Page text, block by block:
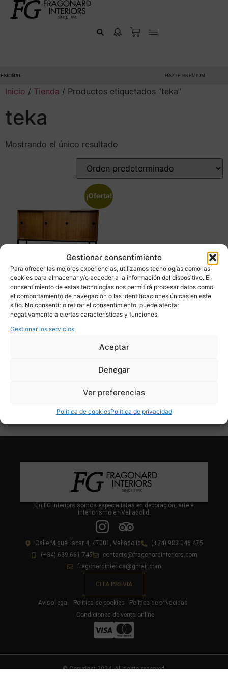
Gestionar consentimiento
Para ofrecer las mejores experiencias, utilizamos tecnologías como las
cookies para almacenar y/o acceder a la información del dispositivo. El
consentimiento de estas tecnologías nos permitirá procesar datos como
el comportamiento de navegación o las identificaciones únicas en este
sitio. No consentir o retirar el consentimiento, puede afectar
negativamente a ciertas características y funciones.
Gestionar los servicios
Aceptar
Denegar
Ver preferencias
Política de cookiesPolítica de privacidad
HAZTE PREMIUM
Inicio / Tienda / Productos etiquetados “teka”
teka
Mostrando el único resultado
¡Oferta!
Gabinete, gran aparador,
madera de teca, diseño
escandinavo, 50’s
En FG Interiors somos especialistas en decoración, arte e
interiorismo en Valladolid.
Calle Miguel Íscar 4, 47001, Valladolid
(+34) 983 046 475
(+34) 639 661 745
contacto@fragonardinteriors.com
fragonardinterios@gmail.com
CITA PREVIA
Aviso legal Política de cookies
Política de privacidad
Condiciones de venta online
© Copyright 2024. All rights reserved.